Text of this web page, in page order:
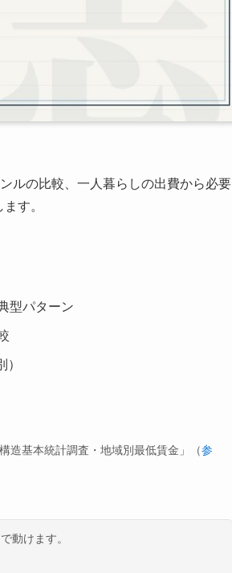
ルの比較、一人暮らしの出費から必要
す。
型パターン
造基本統計調査・地域別最低賃金」（参
動けます。